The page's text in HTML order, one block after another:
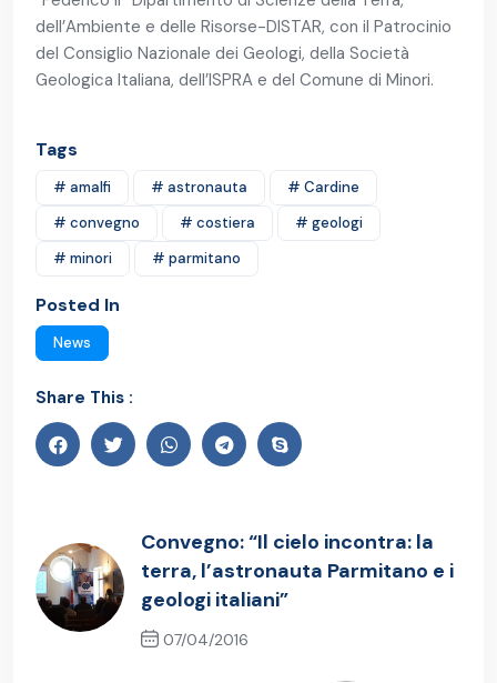
dell’Ambiente e delle Risorse-DISTAR, con il Patrocinio
del Consiglio Nazionale dei Geologi, della Società
Geologica Italiana, dell’ISPRA e del Comune di Minori.
Tags
# amalfi # astronauta
# Cardine
# convegno
# costiera
# geologi
# minori
# parmitano
Posted In
News
Share This :
Convegno: “Il cielo incontra: la
terra, l’astronauta Parmitano e i
geologi italiani”
07/04/2016